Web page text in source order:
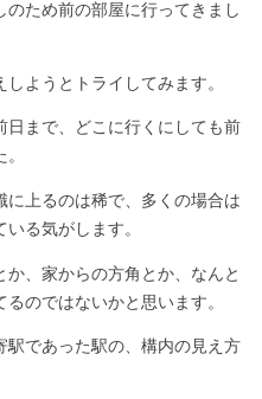
のため前の部屋に行ってきまし
ようとトライしてみます。
日まで、どこに行くにしても前
に上るのは稀で、多くの場合は
る気がします。
か、家からの方角とか、なんと
のではないかと思います。
駅であった駅の、構内の見え方